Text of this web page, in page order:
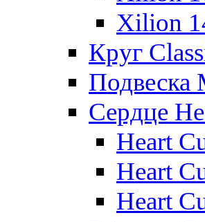
Xilion
Круг
Подвеска
Сердце
Heart
Heart
Heart